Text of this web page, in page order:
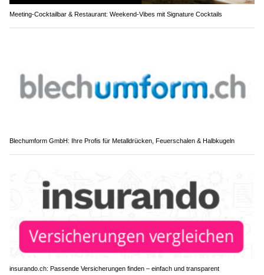
Meeting-Cocktailbar & Restaurant: Weekend-Vibes mit Signature Cocktails
Blechumform GmbH: Ihre Profis für Metalldrücken, Feuerschalen & Halbkugeln
insurando.ch: Passende Versicherungen finden – einfach und transparent